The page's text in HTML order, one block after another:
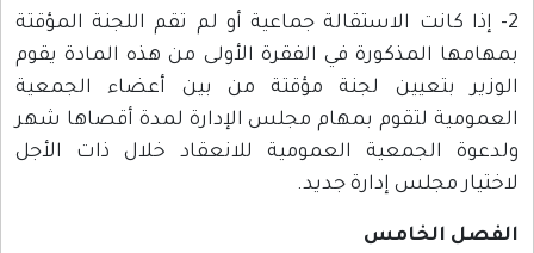
2- إذا كانت الاستقالة جماعية أو لم تقم اللجنة المؤقتة
بمهامها المذكورة في الفقرة الأولى من هذه المادة يقوم
الوزير بتعيين لجنة مؤقتة من بين أعضاء الجمعية
العمومية لتقوم بمهام مجلس الإدارة لمدة أقصاها شهر
ولدعوة الجمعية العمومية للانعقاد خلال ذات الأجل
لاختيار مجلس إدارة جديد.
الفصل الخامس